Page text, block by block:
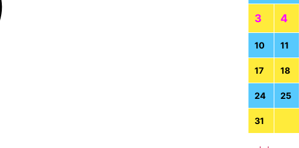
3 4
10 11
17 18
24 25
31